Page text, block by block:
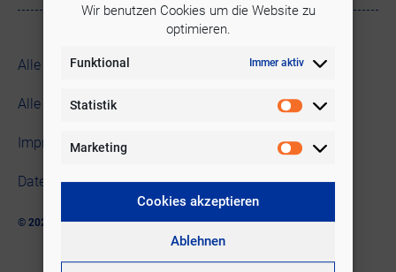
Wir benutzen Cookies um die Website zu
optimieren.
Funktional Immer aktiv
Statistik
Marketing
Cookies akzeptieren
Ablehnen
Alle Blogbeiträge
Alle Texte
Impressum
Datenschutzerklärung
© 2026 Walter Posch